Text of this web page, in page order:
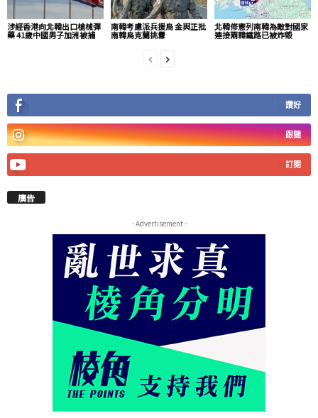
涉經香港向北韓出口槍械彈
藥 41歲中國男子加洲被捕
南韓考慮派兵援烏 金與正批
南韓烏克蘭挑釁
北韓修憲列南韓為敵對國家
連接兩韓鐵路已被炸毀
讚好
跟隨
訂閱
廣告
- Advertisement -